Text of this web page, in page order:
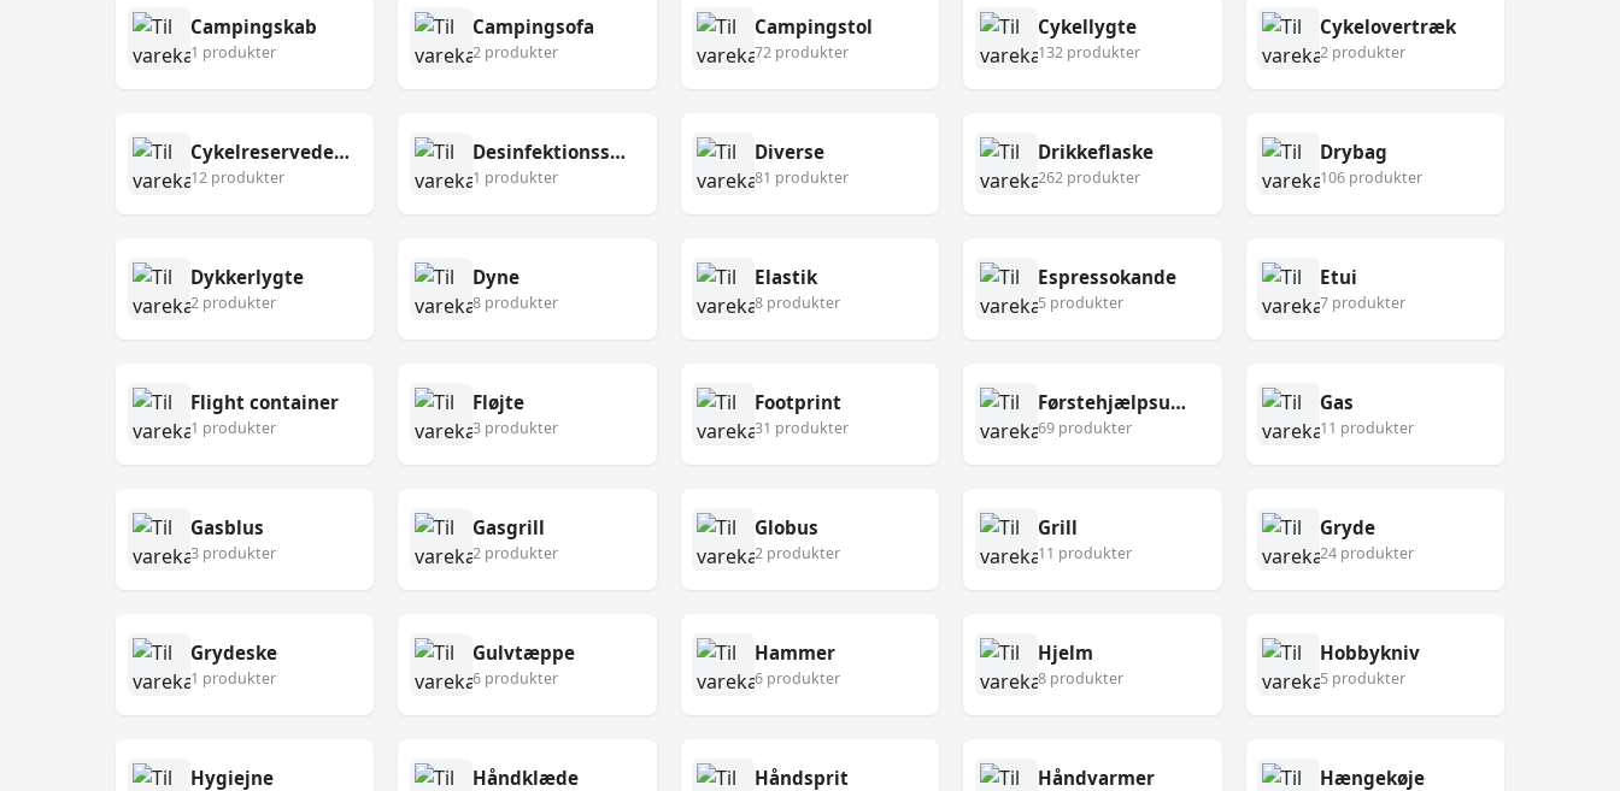
Campingskab
1 produkter
Campingsofa
2 produkter
Campingstol
72 produkter
Cykellygte
132 produkter
Cykelovertræk
2 produkter
Cykelreservedele
12 produkter
Desinfektionsservietter
1 produkter
Diverse
81 produkter
Drikkeflaske
262 produkter
Drybag
106 produkter
Dykkerlygte
2 produkter
Dyne
8 produkter
Elastik
8 produkter
Espressokande
5 produkter
Etui
7 produkter
Flight container
1 produkter
Fløjte
3 produkter
Footprint
31 produkter
Førstehjælpsudstyr
69 produkter
Gas
11 produkter
Gasblus
3 produkter
Gasgrill
2 produkter
Globus
2 produkter
Grill
11 produkter
Gryde
24 produkter
Grydeske
1 produkter
Gulvtæppe
6 produkter
Hammer
6 produkter
Hjelm
8 produkter
Hobbykniv
5 produkter
Hygiejne Håndklæde Håndsprit Håndvarmer Hængekøje